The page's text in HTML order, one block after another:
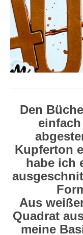
Den
Kupferton
habe ich
Aus
Quadrat
meine